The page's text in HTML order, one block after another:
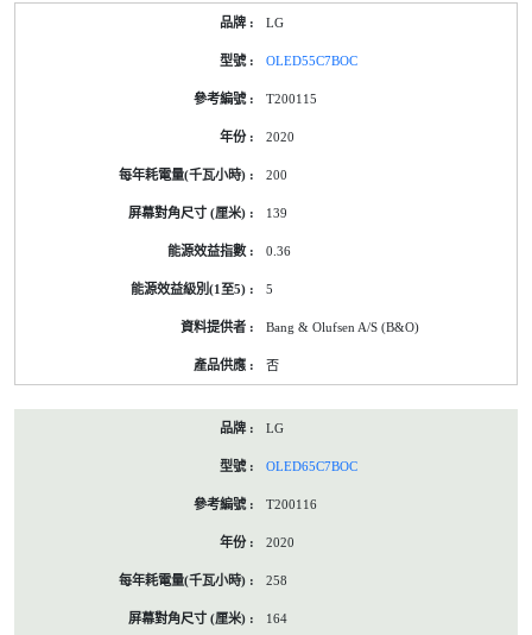
LG
OLED55C7BOC
T200115
2020
200
139
0.36
5
Bang & Olufsen A/S (B&O)
否
LG
OLED65C7BOC
T200116
2020
258
164